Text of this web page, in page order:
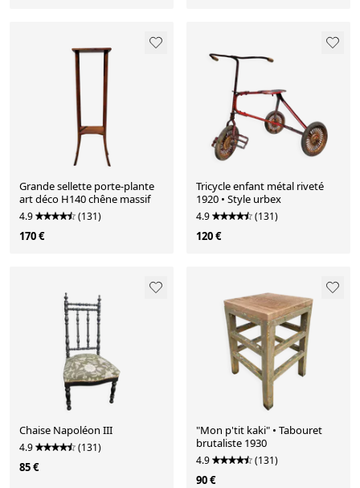
Grande sellette porte-plante
art déco H140 chêne massif
4.9 (131)
170 €
Tricycle enfant métal riveté
1920 • Style urbex
4.9 (131)
120 €
Chaise Napoléon III
4.9 (131)
85 €
"Mon p'tit kaki" • Tabouret
brutaliste 1930
4.9 (131)
90 €